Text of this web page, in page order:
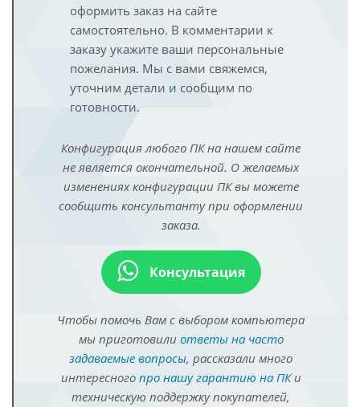
оформить заказ на сайте
самостоятельно. В комментарии к
заказу укажите ваши персональные
пожелания. Мы с вами свяжемся,
уточним детали и сообщим по
готовности.
Конфигурация любого ПК на нашем сайте
не является окончательной. О желаемых
изменениях конфигурации ПК вы можете
сообщить консультанту при оформлении
заказа.
Консультация
Чтобы помочь Вам с выбором компьютера
мы приготовили ответы на часто
задаваемые вопросы, рассказали много
интересного про нашу гарантию на ПКи
техническую поддержку покупателей,